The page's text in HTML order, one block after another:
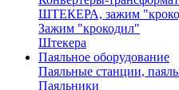
ШТЕКЕРА, зажим
Зажим "крокодил"
Штекера
Паяльное оборудование
Паяльные станции,
Паяльники